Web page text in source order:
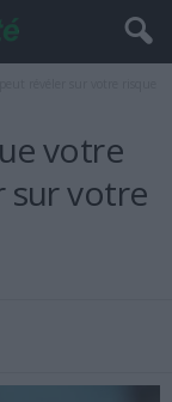
votre
sur votre